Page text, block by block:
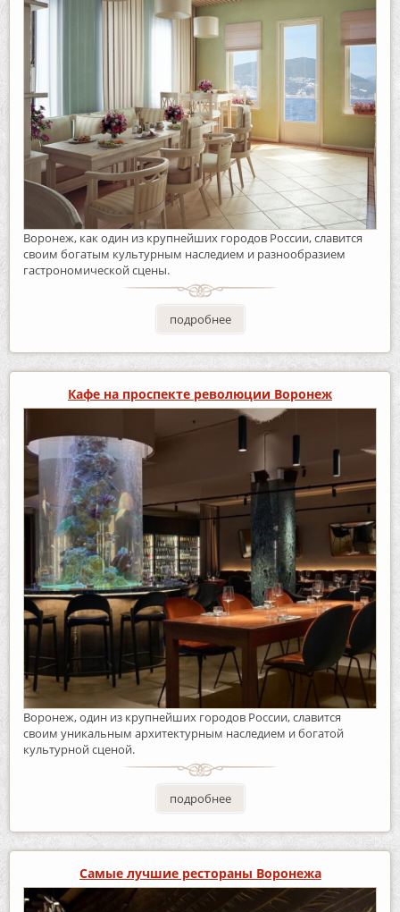
Воронеж, как один из крупнейших городов России, славится
своим богатым культурным наследием и разнообразием
гастрономической сцены.
подробнее
Кафе на проспекте революции Воронеж
Воронеж, один из крупнейших городов России, славится
своим уникальным архитектурным наследием и богатой
культурной сценой.
подробнее
Самые лучшие рестораны Воронежа